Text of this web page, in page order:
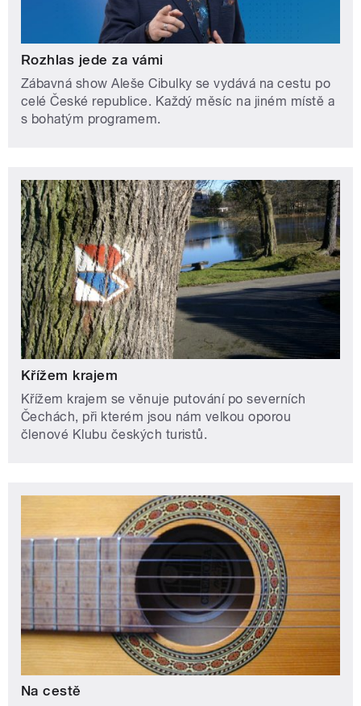
Rozhlas jede za vámi
Zábavná show Aleše Cibulky se vydává na cestu po
celé České republice. Každý měsíc na jiném místě a
s bohatým programem.
Křížem krajem
Křížem krajem se věnuje putování po severních
Čechách, při kterém jsou nám velkou oporou
členové Klubu českých turistů.
Na cestě